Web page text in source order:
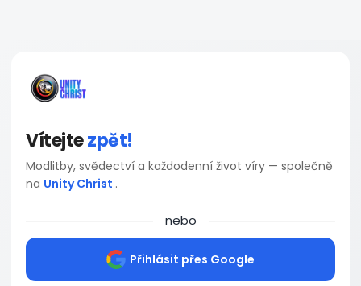
Vítejtezpět!
Modlitby, svědectví a každodenní život víry — společně
na Unity Christ .
nebo
Přihlásit přes Google